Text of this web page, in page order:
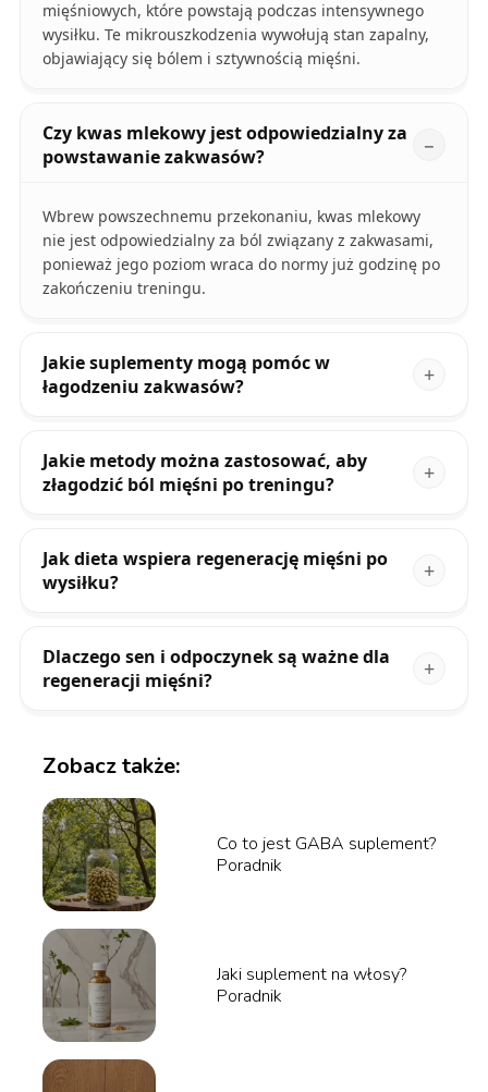
mięśniowych, które powstają podczas intensywnego
wysiłku. Te mikrouszkodzenia wywołują stan zapalny,
objawiający się bólem i sztywnością mięśni.
Czy kwas mlekowy jest odpowiedzialny za
powstawanie zakwasów?
Wbrew powszechnemu przekonaniu, kwas mlekowy
nie jest odpowiedzialny za ból związany z zakwasami,
ponieważ jego poziom wraca do normy już godzinę po
zakończeniu treningu.
Jakie suplementy mogą pomóc w
łagodzeniu zakwasów?
Jakie metody można zastosować, aby
złagodzić ból mięśni po treningu?
Jak dieta wspiera regenerację mięśni po
wysiłku?
Dlaczego sen i odpoczynek są ważne dla
regeneracji mięśni?
Zobacz także:
Co to jest GABA suplement?
Poradnik
Jaki suplement na włosy?
Poradnik